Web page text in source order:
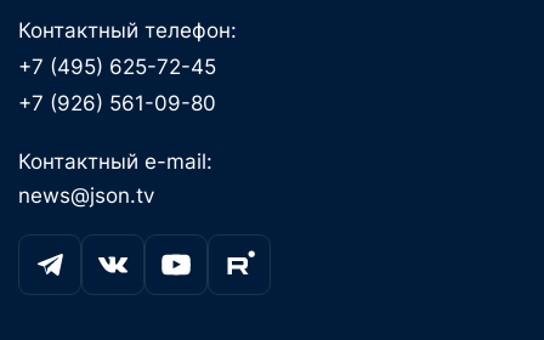
Контактный телефон:
+7 (495) 625-72-45
+7 (926) 561-09-80
Контактный e-mail:
news@json.tv